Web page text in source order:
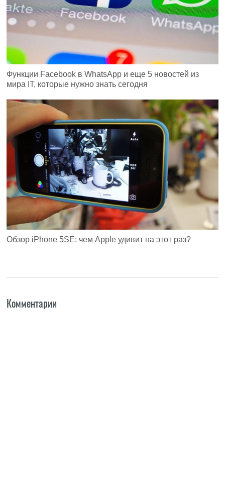
Функции Facebook в WhatsApp и еще 5 новостей из
мира IT, которые нужно знать сегодня
Обзор iPhone 5SE: чем Apple удивит на этот раз?
Комментарии